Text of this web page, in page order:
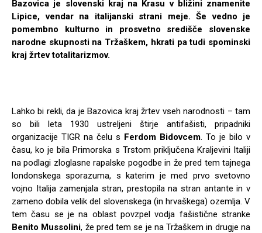
Bazovica je slovenski kraj na Krasu v bližini znamenite
Lipice, vendar na italijanski strani meje. Še vedno je
pomembno kulturno in prosvetno središče slovenske
narodne skupnosti na Tržaškem, hkrati pa tudi spominski
kraj žrtev totalitarizmov.
Lahko bi rekli, da je Bazovica kraj žrtev vseh narodnosti – tam
so bili leta 1930 ustreljeni štirje antifašisti, pripadniki
organizacije TIGR na čelu s Ferdom Bidovcem. To je bilo v
času, ko je bila Primorska s Trstom priključena Kraljevini Italiji
na podlagi zloglasne rapalske pogodbe in že pred tem tajnega
londonskega sporazuma, s katerim je med prvo svetovno
vojno Italija zamenjala stran, prestopila na stran antante in v
zameno dobila velik del slovenskega (in hrvaškega) ozemlja. V
tem času se je na oblast povzpel vodja fašistične stranke
Benito Mussolini, že pred tem se je na Tržaškem in drugje na